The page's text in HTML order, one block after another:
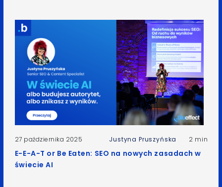
27 października 2025 Justyna Pruszyńska 2 min
E-E-A-T or Be Eaten: SEO na nowych zasadach w
świecie AI